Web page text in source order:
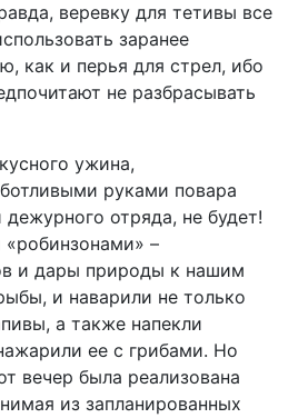
веревку для тетивы все
заранее
как и перья для стрел, ибо
не разбрасывать
ужина,
руками повара
отряда, не будет!
«робинзонами» –
и дары природы к нашим
и наварили не только
а также напекли
ее с грибами. Но
вечер была реализована
из запланированных